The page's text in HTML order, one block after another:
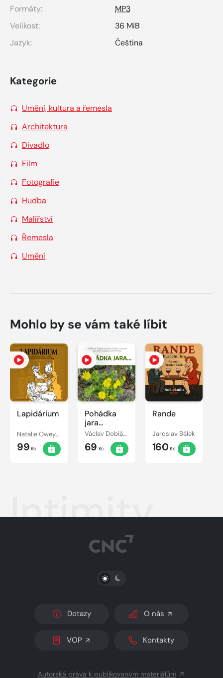
Formáty:
MP3
Velikost:
36 MiB
Jazyk:
Čeština
Kategorie
Umění, kultura a řemesla
Architektura
Divadlo
Film
Fotografie
Hudba
Malířství
Řemesla
Umění
Mohlo by se vám také líbit
Lapidárium
Natalie Oweyssi
99 Kč
Pohádka
jara...
Václav Dobiáš, Julius Fučík, Vilém Kyral, Václav Vačkář, František Jánský, Rudolf Urbanec
69 Kč
Rande
Jaroslav Bálek
160Kč
Intimity
PŘEPNOUT SVĚTLÝ/TMAVÝ REŽIM
Dotazy O nás
VOP Kontakty
Autorská práva k publikovaným materiálům